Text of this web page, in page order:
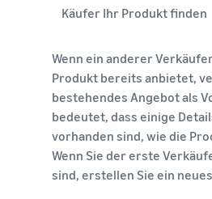
Käufer Ihr Produkt finden
Wenn ein anderer
Produkt bereits anbietet,
bestehendes Angebot als
bedeutet, dass einige
vorhanden sind, wie die
Wenn Sie der erste
sind, erstellen Sie ein